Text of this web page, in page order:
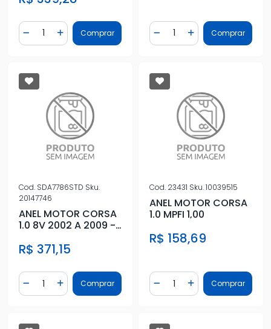
Diminuir Quantidade
Quantidade
Adicionar Quantidade
Comprar Diminuir Quantidade
Quantidade
AdicionarComprar
Cod. SDA7786STD Sku.
20147746
ANEL MOTOR CORSA
1.0 8V 2002 A 2009 -
R$ 371,15
Diminuir Quantidade
Quantidade
Adicionar Quantidade
Comprar
Cod. 23431 Sku.10039515
ANEL MOTOR CORSA
1.0 MPFI 1,00
R$ 158,69
Diminuir Quantidade
Quantidade
AdicionarComprar